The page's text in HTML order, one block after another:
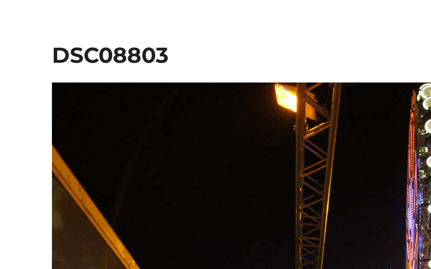
DSC08803